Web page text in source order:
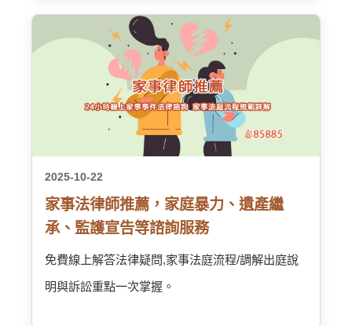
2025-10-22
家事法律師推薦，家庭暴力、遺產繼
承、監護宣告等諮詢服務
免費線上解答法律疑問,家事法庭流程/調解出庭說
明與訴訟重點一次掌握。